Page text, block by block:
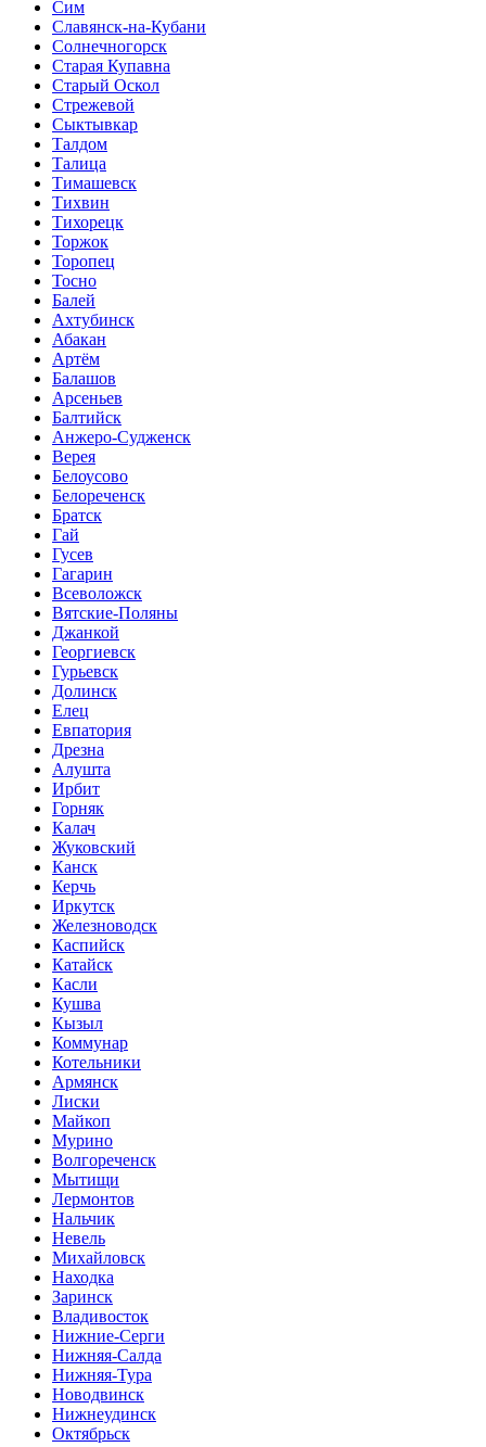
Сим
Славянск-на-Кубани
Солнечногорск
Старая Купавна
Старый Оскол
Стрежевой
Сыктывкар
Талдом
Талица
Тимашевск
Тихвин
Тихорецк
Торжок
Торопец
Тосно
Балей
Ахтубинск
Абакан
Артём
Балашов
Арсеньев
Балтийск
Анжеро-Судженск
Верея
Белоусово
Белореченск
Братск
Гай
Гусев
Гагарин
Всеволожск
Вятские-Поляны
Джанкой
Георгиевск
Гурьевск
Долинск
Елец
Евпатория
Дрезна
Алушта
Ирбит
Горняк
Калач
Жуковский
Канск
Керчь
Иркутск
Железноводск
Каспийск
Катайск
Касли
Кушва
Кызыл
Коммунар
Котельники
Армянск
Лиски
Майкоп
Мурино
Волгореченск
Мытищи
Лермонтов
Нальчик
Невель
Михайловск
Находка
Заринск
Владивосток
Нижние-Серги
Нижняя-Салда
Нижняя-Тура
Новодвинск
Нижнеудинск
Октябрьск